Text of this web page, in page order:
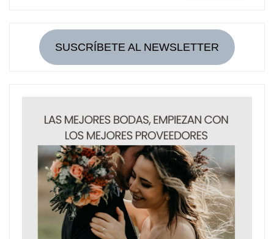
SUSCRÍBETE AL NEWSLETTER